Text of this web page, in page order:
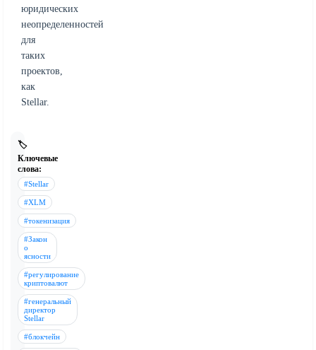
юридических
неопределенностей
для
таких
проектов,
как
Stellar.
🏷️
Ключевые
слова:
#Stellar
#XLM
#токенизация
#Закон
о
ясности
#регулирование
криптовалют
#генеральный
директор
Stellar
#блокчейн